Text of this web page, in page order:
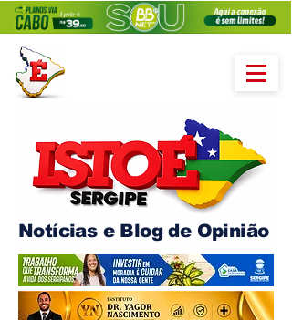
Notícias e Blog de Opinião